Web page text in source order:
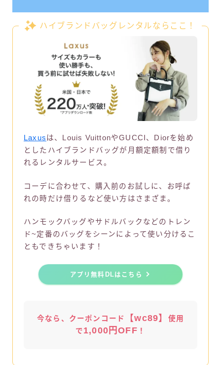
ハイブランドバッグレンタルならここ！
Laxusは、Louis VuittonやGUCCI、Diorを始め
としたハイブランドバッグが月額定額制で借り
れるレンタルサービス。
コーデに合わせて、購入前のお試しに、お呼ば
れの時だけ借りるなど使い方はさまざま。
ハンモックバッグやサドルバックなどのトレン
ド~定番のバッグをシーンによって使い分けるこ
ともできちゃいます！
アプリ無料DLはこちら
今なら、クーポンコード 【wc89】
使用
で1,000円OFF ！